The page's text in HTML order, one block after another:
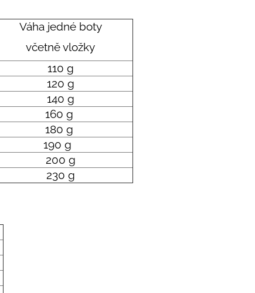
Váha jedné boty
včetně vložky
110 g
120 g
140 g
160 g
180 g
190 g
200 g
230 g